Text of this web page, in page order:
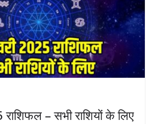
– सभी राशियों के लिए